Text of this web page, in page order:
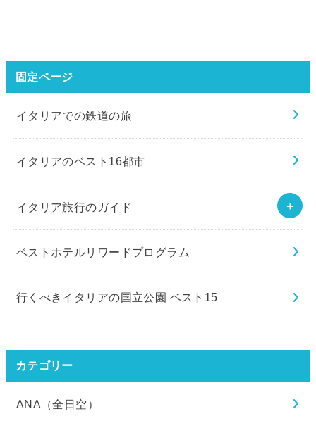
固定ページ
イタリアでの鉄道の旅
イタリアのベスト16都市
イタリア旅行のガイド
ベストホテルリワードプログラム
行くべきイタリアの国立公園 ベスト15
カテゴリー
ANA（全日空）